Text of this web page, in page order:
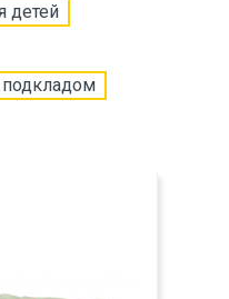
детей
подкладом